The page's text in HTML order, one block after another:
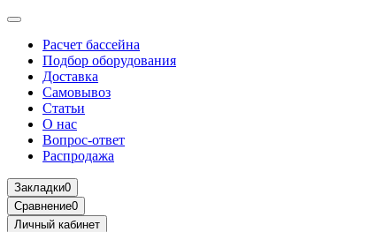
Расчет бассейна
Подбор оборудования
Доставка
Самовывоз
Статьи
О нас
Вопрос-ответ
Распродажа
Закладки0
Сравнение0
Личный кабинет